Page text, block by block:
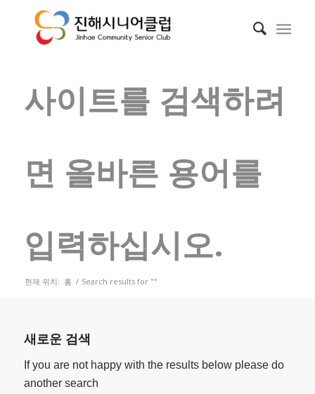
사이트를 검색하려
면 올바른 용어를
입력하십시오.
현재 위치: 홈 / Search results for ""
새로운 검색
If you are not happy with the results below please do
another search